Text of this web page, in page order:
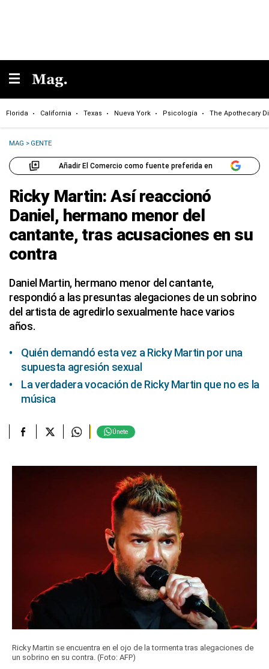
Florida California Texas Nueva York Psicología The Apothecary
MAG > GENTE
Añadir El Comercio como fuente preferida en
Ricky Martin: Así reaccionó
Daniel, hermano menor del
cantante, tras acusaciones en su
contra
Daniel Martin, hermano menor del cantante,
respondió a las presuntas alegaciones de un sobrino
del artista de agredirlo sexualmente hace varios
años.
Quién demandó esta vez a Ricky Martin por una
supuesta agresión sexual
La verdadera vocación de Ricky Martin que no es la
música
Únete
Ricky Martin se encuentra en el ojo de la tormenta tras alegaciones de
un sobrino en su contra. (Foto: AFP)